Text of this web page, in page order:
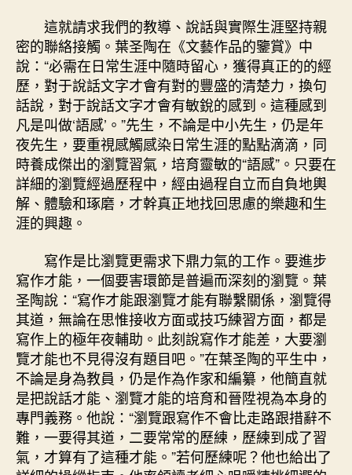
這就請求我們的教導、說話與實際生涯堅持親
密的聯絡接觸。葉圣陶在《文藝作品的鑒賞》中
說：“必需在日常生涯中隨時留心，獲得真正的的經
歷，對于說話文字才會有對的豐盛的清楚力，換句
話說，對于說話文字才會有敏銳的感到。這種感到
凡是叫做‘語感’。”先生，不論是中小先生，仍是年
夜先生，要重視感觸感染日常生涯的點點滴滴，同
時養成傑出的瀏覽習氣，培育靈敏的“語感”。只要在
詳細的瀏覽經過歷程中，經由過程自立而自負地輿
解、體驗和琢磨，才幹真正地找回思慮的樂趣和生
涯的興趣。
寫作是比瀏覽更需求下鼎力氣的工作。要進步
寫作才能，一個要害環節是普遍而深刻的瀏覽。葉
圣陶說：“寫作才能跟瀏覽才能有聯繫關係，瀏覽得
其道，無論在思惟接收方面或技巧練習方面，都是
寫作上的極年夜輔助。此刻說寫作才能差，大要瀏
覽才能也不見得沒有題目吧。”在葉圣陶的平生中，
不論是身為教員，仍是作為作家和編纂，他簡直就
是把說話才能、瀏覽才能的培育和晉陞視為本身的
專門義務。他說：“瀏覽跟寫作不會比走路跟措辭不
難，一要得其道，二要常常的歷練，歷練到成了習
氣，才算有了這種才能。”若何歷練呢？他也給出了